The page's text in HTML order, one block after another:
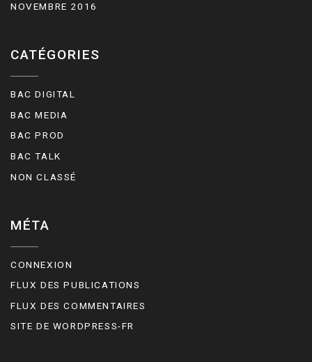
NOVEMBRE 2016
CATÉGORIES
BAC DIGITAL
BAC MEDIA
BAC PROD
BAC TALK
NON CLASSÉ
MÉTA
CONNEXION
FLUX DES PUBLICATIONS
FLUX DES COMMENTAIRES
SITE DE WORDPRESS-FR